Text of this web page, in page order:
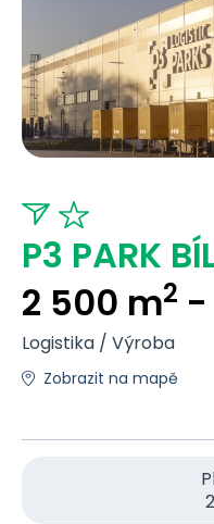
P3 PARK
2 500 m2 -
Logistika / Výroba
Zobrazit na mapě